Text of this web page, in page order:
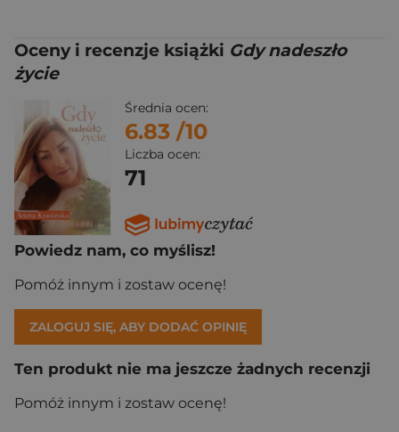
Oceny i recenzje książki Gdy nadeszło
życie
Średnia ocen:
6.83 /10
Liczba ocen:
71
Powiedz nam, co myślisz!
Pomóż innym i zostaw ocenę!
ZALOGUJ SIĘ, ABY DODAĆ OPINIĘ
Ten produkt nie ma jeszcze żadnych recenzji
Pomóż innym i zostaw ocenę!